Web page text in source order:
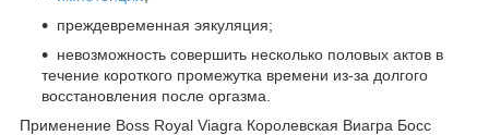
преждевременная эякуляция;
невозможность совершить несколько половых актов в
течение короткого промежутка времени из-за долгого
восстановления после оргазма.
Применение Boss Royal Viagra Королевская Виагра Босс